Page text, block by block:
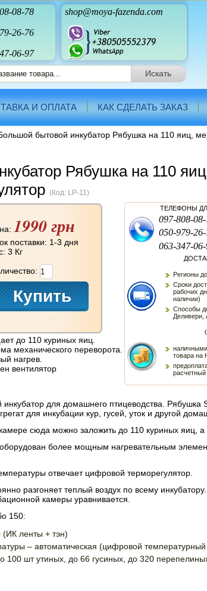
08-78 shop@moya-fazenda.com
26-76
06-97
И ОПЛАТА КАК СДЕЛАТЬ ЗАКАЗ
бытовой инкубатор Рябушка на 110 яиц,
Рябушка на 110
(Код: LP-11)
1990 грн
поставки: 1-3 дня
3 Кг
до 110 куриных яиц.
механического переворота.
нагрев.
вентилятор
ТЕЛЕФОНЫ
097-808-
050-979-
063-347-
Регионы
Сроки
рабочих
наличии)
Способы
Деливери,
товара на
расчетный
для домашнего птицеводства.
для инкубации кур, гусей, уток и другой
сюда можно заложить до 110 куриных яиц,
более мощным нагревательным
отвечает цифровой терморегулятор.
разгоняет теплый воздух по всему
камеры уравнивается.
150:
(ИК ленты + тэн)
– автоматическая (цифровой температурный
100 шт утиных, до 66 гусиных, до 320